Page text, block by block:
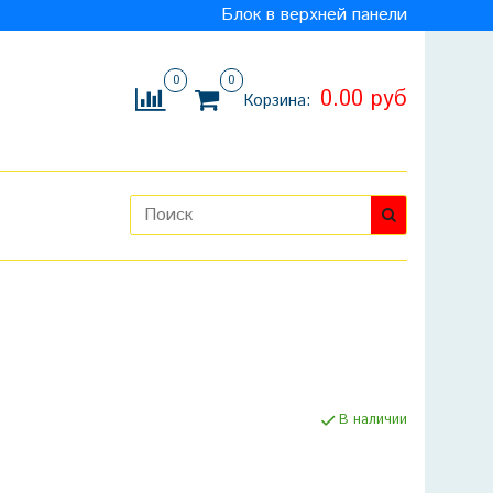
Блок в верхней панели
0 0
Корзина: 0.00 руб
В наличии